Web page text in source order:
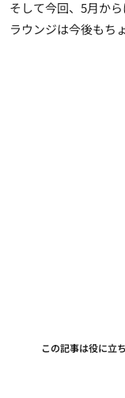
そして今回、5月か
ラウンジは今後もち
この記事は役に立